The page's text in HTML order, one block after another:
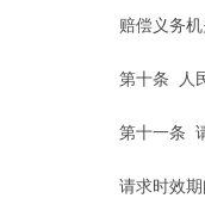
赔偿义务机关
第十条 人民
第十一条 请
请求时效期间